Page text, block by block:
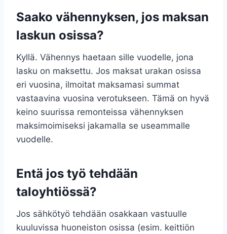
Saako vähennyksen, jos maksan
laskun osissa?
Kyllä. Vähennys haetaan sille vuodelle, jona
lasku on maksettu. Jos maksat urakan osissa
eri vuosina, ilmoitat maksamasi summat
vastaavina vuosina verotukseen. Tämä on hyvä
keino suurissa remonteissa vähennyksen
maksimoimiseksi jakamalla se useammalle
vuodelle.
Entä jos työ tehdään
taloyhtiössä?
Jos sähkötyö tehdään osakkaan vastuulle
kuuluvissa huoneiston osissa (esim. keittiön